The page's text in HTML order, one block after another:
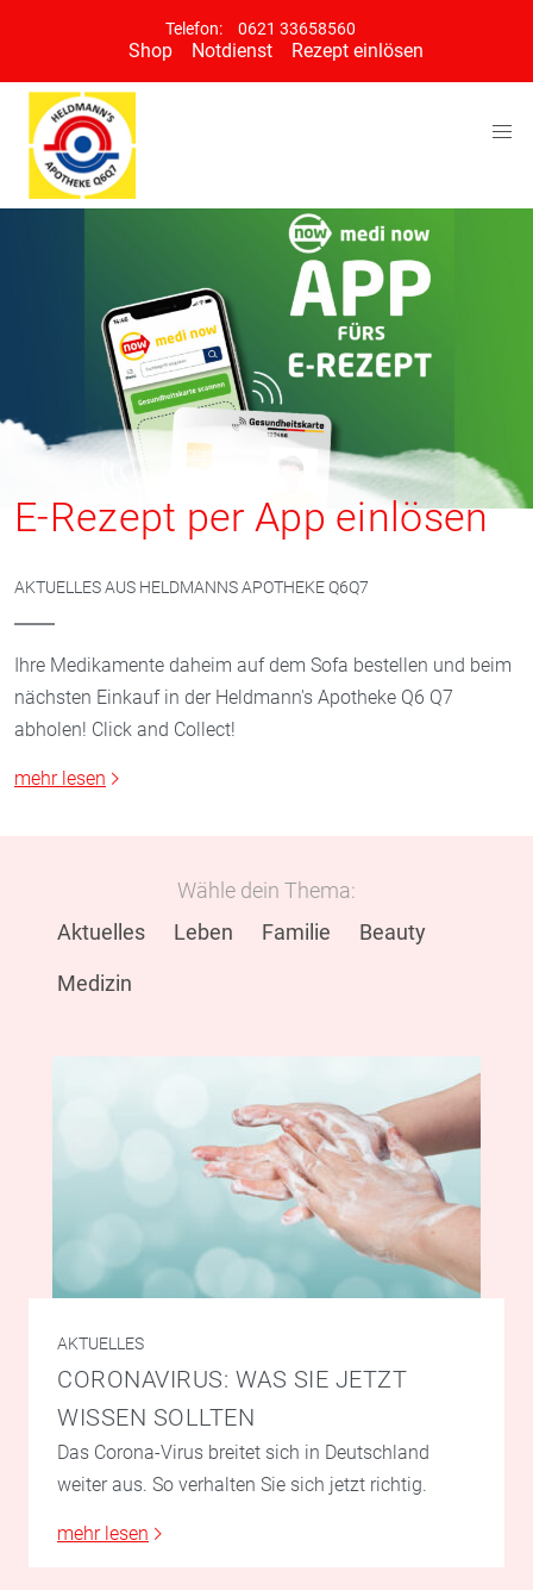
Telefon: 0621 33658560
Shop Notdienst Rezept einlösen
E-Rezept per App einlösen
AKTUELLES AUS HELDMANNS APOTHEKE Q6Q7
Ihre Medikamente daheim auf dem Sofa bestellen und beim
nächsten Einkauf in der Heldmann's Apotheke Q6 Q7
abholen! Click and Collect!
mehr lesen
Wähle dein Thema:
Aktuelles
Leben Familie Beauty
Medizin
AKTUELLES
CORONAVIRUS: WAS SIE JETZT
WISSEN SOLLTEN
Das Corona-Virus breitet sich in Deutschland
weiter aus. So verhalten Sie sich jetzt richtig.
mehr lesen